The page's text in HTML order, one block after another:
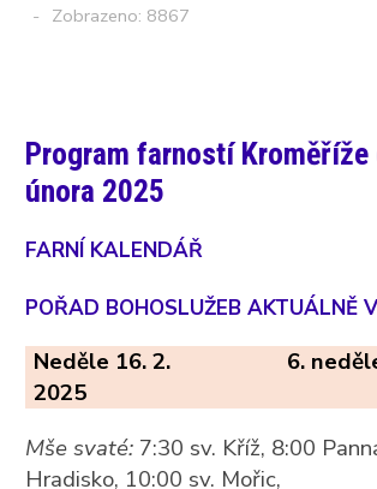
Zobrazeno: 8867
Program farností Kroměříže
února 2025
FARNÍ KALENDÁŘ
POŘAD BOHOSLUŽEB AKTUÁLNĚ
Neděle 16. 2.
2025
6.
Mše svaté: 7:30 sv. Kříž, 8:00
Hradisko, 10:00 sv. Mořic,